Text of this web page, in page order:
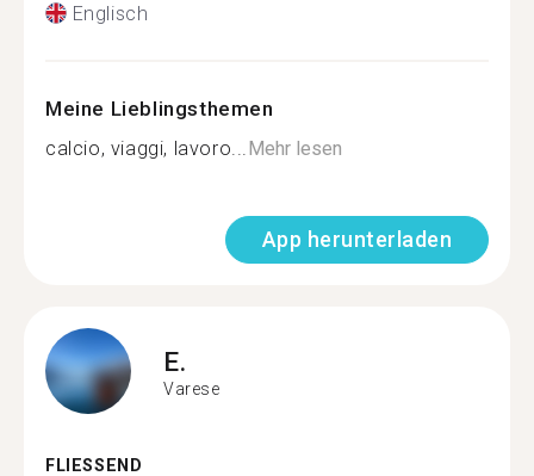
Englisch
Meine Lieblingsthemen
calcio, viaggi, lavoro... Mehr lesen
App herunterladen
E.
Varese
FLIESSEND